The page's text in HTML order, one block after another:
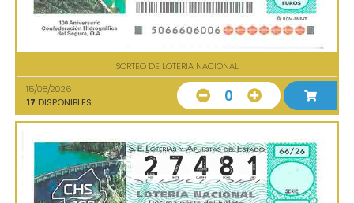
SORTEO DE LOTERIA NACIONAL
15/08/2026
17 DISPONIBLES 0